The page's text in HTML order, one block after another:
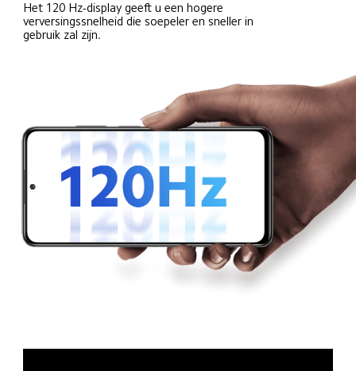
Het 120 Hz-display geeft u een hogere
verversingssnelheid die soepeler en sneller in
gebruik zal zijn.